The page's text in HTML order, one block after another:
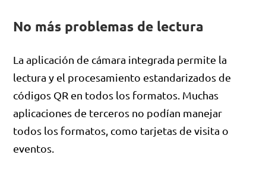
No más problemas de lectura
La aplicación de cámara integrada permite la
lectura y el procesamiento estandarizados de
códigos QR en todos los formatos. Muchas
aplicaciones de terceros no podían manejar
todos los formatos, como tarjetas de visita o
eventos.